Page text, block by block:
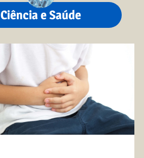
Ciência e Saúde